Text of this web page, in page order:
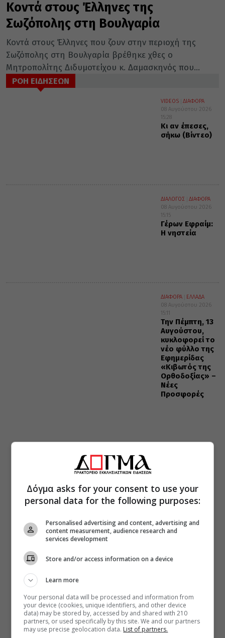
Κοντά στους Έλληνες της
Σωζόπολης στη Βουλγαρία
Κοντά στους Έλληνες που ζουν στην περιοχή της
Σωζόπολης στη Βουλγαρία βρέθηκε χθες ο
Μητροπολίτης Διδυμοτείχου κ. Δαμασκηνός που...
ΡΟΗ ΕΙΔΗΣΕΩΝ
VIDEOS
ΔΙΑΦΟΡΑ
08 Αυγούστου 2026
15:28
Κι αν έπεσες,
σήκω (Βίντεο)
ΔΙΑΛΟΓΟΣ
ΔΙΑΦΟΡΑ
08 Αυγούστου 2026
15:15
Γέρων Εφραίμ:
Η νηστεία
ΔΙΑΦΟΡΑ
ΕΛΛΑΔΑ
08 Αυγούστου 2026
15:11
Την Πέμπτη, 13
Αυγούστου,
κυκλοφορεί το
νέο φύλλο της
Εφημερίδας
«Κιβωτός της
Ορθοδοξίας» –
Νέες
Προσφορές
Δόγμα asks for your consent to use your
personal data for the following purposes:
Personalised advertising and content, advertising and
content measurement, audience research and
services development
Store and/or access information on a device
Learn more
Your personal data will be processed and information from
your device (cookies, unique identifiers, and other device
data) may be stored by, accessed by and shared with 210
partners, or used specifically by this site. We and our partners
may use precise geolocation data. List of partners.